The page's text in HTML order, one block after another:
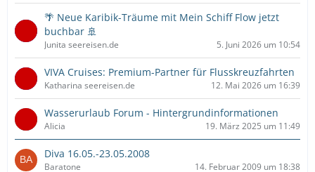
🌴 Neue Karibik-Träume mit Mein Schiff Flow jetzt
buchbar 🚢
Junita seereisen.de 5. Juni 2026 um 10:54
VIVA Cruises: Premium-Partner für Flusskreuzfahrten
Katharina seereisen.de 12. Mai 2026 um 16:39
Wasserurlaub Forum - Hintergrundinformationen
Alicia 19. März 2025 um 11:49
Diva 16.05.-23.05.2008
Baratone 14. Februar 2009 um 18:38